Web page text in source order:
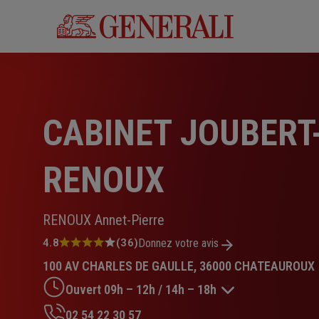
CABINET
RENOUX
RENOUX Annet-Pierre
Note
4.8
sur
5
étoiles
4.8 (36)Donnez votre avis
100 AV CHARLES DE GAULLE, 36000 CHATEAUROUX
Ouvert 09h – 12h / 14h – 18h
02 54 22 30 57